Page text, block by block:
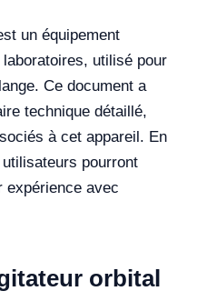
un équipement
utilisé pour
Ce document a
technique détaillé,
à cet appareil. En
pourront
expérience avec
orbital